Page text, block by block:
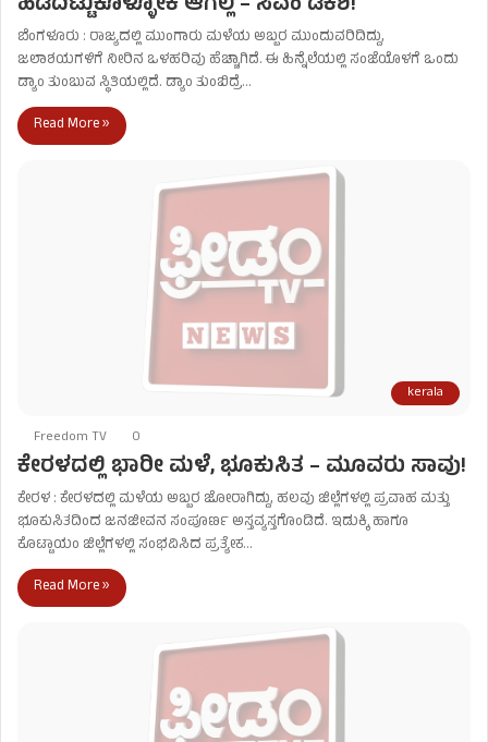
ಬೆಂಗಳೂರು : ರಾಜ್ಯದಲ್ಲಿ ಮುಂಗಾರು ಮಳೆಯ ಅಬ್ಬರ ಮುಂದುವರಿದಿದ್ದು,
ಜಲಾಶಯಗಳಿಗೆ ನೀರಿನ ಒಳಹರಿವು ಹೆಚ್ಚಾಗಿದೆ. ಈ ಹಿನ್ನೆಲೆಯಲ್ಲಿ ಸಂಜೆಯೊಳಗೆ ಒಂದು
ಡ್ಯಾಂ ತುಂಬುವ ಸ್ಥಿತಿಯಲ್ಲಿದೆ. ಡ್ಯಾಂ ತುಂಬಿದ್ರೆ…
Read More »
kerala
Freedom TV 0
ಕೇರಳದಲ್ಲಿ ಭಾರೀ ಮಳೆ, ಭೂಕುಸಿತ – ಮೂವರು ಸಾವು!
ಕೇರಳ : ಕೇರಳದಲ್ಲಿ ಮಳೆಯ ಅಬ್ಬರ ಜೋರಾಗಿದ್ದು, ಹಲವು ಜಿಲ್ಲೆಗಳಲ್ಲಿ ಪ್ರವಾಹ ಮತ್ತು
ಭೂಕುಸಿತದಿಂದ ಜನಜೀವನ ಸಂಪೂರ್ಣ ಅಸ್ತವ್ಯಸ್ತಗೊಂಡಿದೆ. ಇಡುಕ್ಕಿ ಹಾಗೂ
ಕೊಟ್ಟಾಯಂ ಜಿಲ್ಲೆಗಳಲ್ಲಿ ಸಂಭವಿಸಿದ ಪ್ರತ್ಯೇಕ…
Read More »